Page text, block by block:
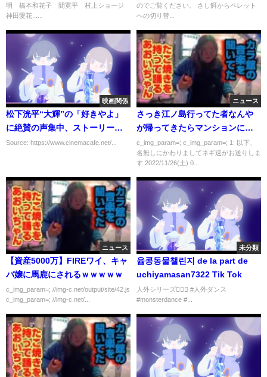
明 橋本和花子 間寛平 村上ショージ
神田愛花......
のでご覧ください。 さし餌からペレット
への切り替...
映画関係
松下洸平“大輝”の「好きやよ」
に絶賛の声集中、ストーリー展
開には「怖い」「面白い」の声
Source: https://www.cinemacafe.net/...
ニュース
さっき江ノ島行ってた者なんや
が帰ってきたらマンションにこ
んなの貼られてた…
c_img_param=; c_img_param=; 1: 以下、
名無しにかわりましてネギ速がお送りしま
す 2022/11/26(土) 0...
ニュース
【資産5000万】FIREワイ、キャ
バ嬢に馬鹿にされるｗｗｗｗｗ
c_img_param=; //img-c.net/output/site/42.js
c_img_param=; //img-c.net/...
未分類
윱콩동물챌린지 de la part de
uchiyamasan7322 Tik Tok
人外シリーズ🧟‍♂️✨ #人外ダンス
#monsterdance #...